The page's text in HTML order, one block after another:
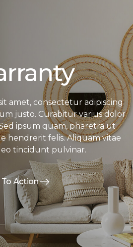
amet, consectetur adipiscing
justo. Curabitur varius dolor
ipsum quam, pharetra ut
hendrerit felis. Aliquam vitae
tincidunt pulvinar.
To Action